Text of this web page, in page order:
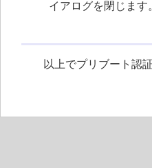
イアログを閉じます
以上でプリブート認